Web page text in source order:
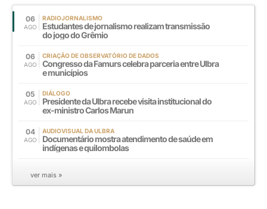
06
AGO
RADIOJORNALISMO
Estudantes de jornalismo realizam transmissão
do jogo do Grêmio
06
AGO
CRIAÇÃO DE OBSERVATÓRIO DE DADOS
Congresso da Famurs celebra parceria entre Ulbra
e municípios
05
AGO
DIÁLOGO
Presidente da Ulbra recebe visita institucional do
ex-ministro Carlos Marun
04
AGO
AUDIOVISUAL DA ULBRA
Documentário mostra atendimento de saúde em
indígenas e quilombolas
ver mais »